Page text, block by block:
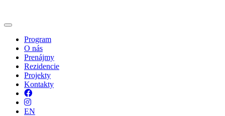
Program
O nás
Prenájmy
Rezidencie
Projekty
Kontakty
Facebook
Instagram
EN